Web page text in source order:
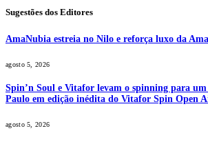
Sugestões dos Editores
AmaNubia estreia no Nilo e reforça luxo da
agosto 5, 2026
Spin’n Soul e Vitafor levam o spinning para
Paulo em edição inédita do Vitafor Spin Open
agosto 5, 2026